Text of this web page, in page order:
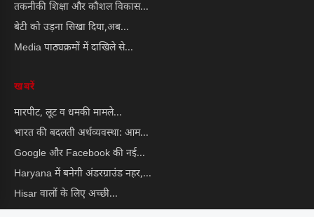
तकनीकी शिक्षा और कौशल विकास...
बेटी को उड़ना सिखा दिया,अब...
Media पाठ्यक्रमों में दाखिले से...
खबरें
मारपीट, लूट व धमकी मामले...
भारत की बदलती अर्थव्यवस्था: आम...
Google और Facebook की नई...
Haryana में बनेगी अंडरग्राउंड नहर,...
Hisar वालों के लिए अच्छी...